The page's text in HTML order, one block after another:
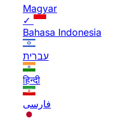
Magyar
✓
Bahasa Indonesia
עברית
हिन्दी
فارسی